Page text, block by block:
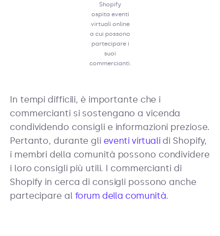
Shopify
ospita eventi
virtuali online
a cui possono
partecipare i
suoi
commercianti.
In tempi difficili, è importante che i
commercianti si sostengano a vicenda
condividendo consigli e informazioni preziose.
Pertanto, durante gli eventi virtualidi Shopify,
i membri della comunità possono condividere
i loro consigli più utili. I commercianti di
Shopify in cerca di consigli possono anche
partecipare al forum della comunità.